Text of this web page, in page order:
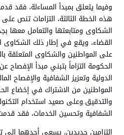
وفيما يتعلق بمبدأ المساءلة، فقد
هذه الخطة الثالثة، التزامات تنص
الشكاوى ومتابعتها والتعامل معها
القضاء، ويقع في إطار ذلك الشكاوى
على المواطنين والشكاوى المتعلقة
الحكومة التزاماً بتبني مبدأ الإفصاح
الدولية وتعزيز الشفافية والإفصاح
المواطنين من الاشتراك في إخضاع
والتدقيق.وعلى صعيد استخدام
الشفافية وتحسين الخدمات، فقد قدمت
التزامين جديدين، يسعى أحدهما الى